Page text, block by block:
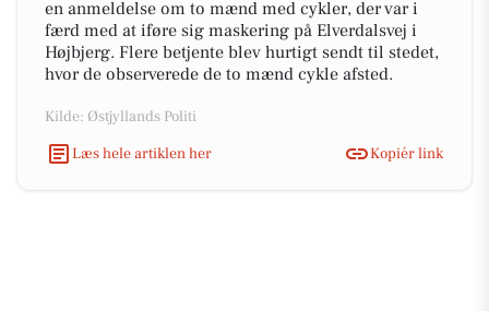
en anmeldelse om to mænd med cykler, der var i
færd med at iføre sig maskering på Elverdalsvej i
Højbjerg. Flere betjente blev hurtigt sendt til stedet,
hvor de observerede de to mænd cykle afsted.
Kilde: Østjyllands Politi
Læs hele artiklen her
Kopiér link